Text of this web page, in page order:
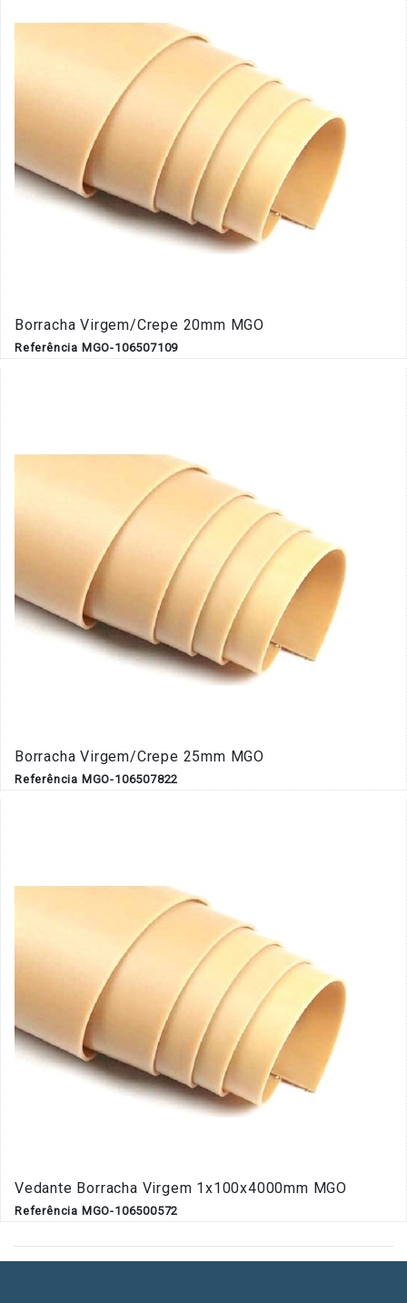
Borracha Virgem/Crepe 20mm MGO
Referência MGO-106507109
Borracha Virgem/Crepe 25mm MGO
Referência MGO-106507822
Vedante Borracha Virgem 1x100x4000mm MGO
Referência MGO-106500572